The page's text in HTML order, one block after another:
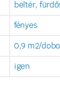
beltér,
fényes
0,9 m2/
igen